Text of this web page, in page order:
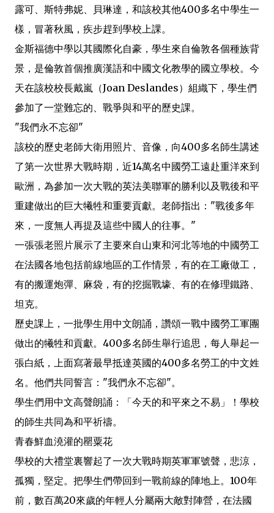
露可、斯特弗妮、貝琳達，和該校其他400多名中學生一
樣，冒著秋風，疾步趕到學校上課。
金斯福德中學以其國際化自豪，學生來自倫敦各個種族背
景，是倫敦首個推廣漢語和中國文化教學的國立學校。今
天在該校校長戴嵐（Joan Deslandes）組織下，學生們
參加了一堂難忘的、戰爭與和平的歷史課。
"我們永不忘卻"
該校的歷史老師大衛用照片、音像，向400多名師生講述
了第一次世界大戰時期，近14萬名中國勞工遠赴重洋來到
歐洲，為參加一次大戰的英法美聯軍的勝利以及戰後和平
重建做出的巨大犧牲和重要貢獻。老師指出："戰後多年
來，一度無人再提及這些中國人的往事。"
一張張老照片展示了主要來自山東和河北等地的中國勞工
在法國各地包括前線地區的工作情景，有的在工廠做工，
有的搬運炮彈、麻袋，有的挖掘戰壕、有的在修理鐵路、
坦克。
歷史課上，一批學生用中文朗誦，讚頌一戰中國勞工軍團
做出的犧牲和貢獻。400多名師生舉行追思，每人舉起一
張白紙，上面寫著最早抵達英國的400多名勞工的中文姓
名。他們共同誓言："我們永不忘卻"。
學生們用中文高聲朗誦：「今天的和平來之不易」！學校
的師生共同為和平祈禱。
青春鮮血澆灌的罌粟花
學校的大禮堂裏響起了一次大戰時期英軍軍號聲，悲涼，
孤獨，堅定。把學生們帶回到一戰前線的陣地上。100年
前，數百萬20來歲的年輕人分屬兩大敵對陣營，在法國